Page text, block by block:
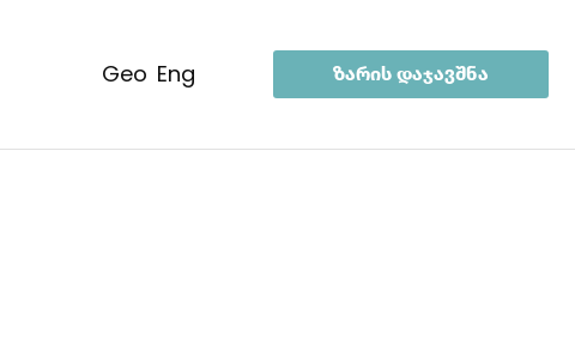
geo eng ზარის დაჯავშნა